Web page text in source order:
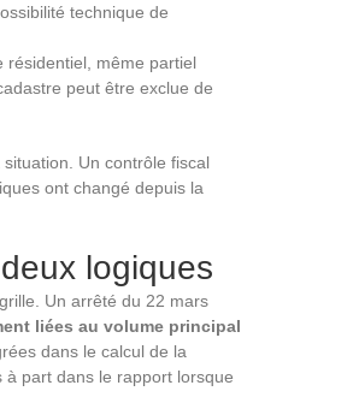
technique de
résidentiel, même partiel
peut être exclue de
Un contrôle fiscal
ont changé depuis la
logiques
Un arrêté du 22 mars
liées au volume principal
dans le calcul de la
part dans le rapport lorsque